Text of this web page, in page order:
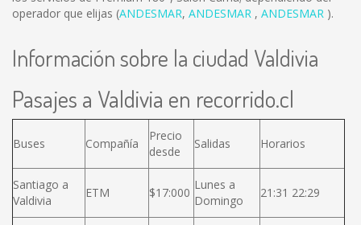
operador que elijas (ANDESMAR, ANDESMAR , ANDESMAR ).
Información sobre la ciudad Valdivia
Pasajes a Valdivia en recorrido.cl
Buses Compañía
Precio
desde
Salidas Horarios
Santiago a
Valdivia
ETM $17:000
Lunes a
Domingo
21:31 22:29